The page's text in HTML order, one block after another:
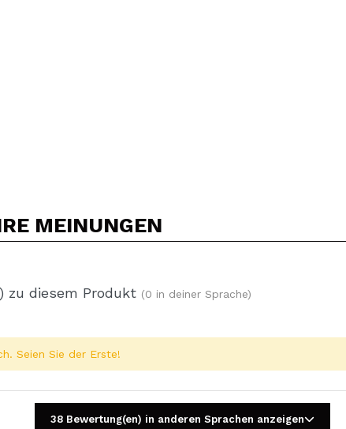
MEINUNGEN
zu diesem Produkt (0 in deiner Sprache)
Seien Sie der Erste!
38 Bewertung(en) in anderen Sprachen anzeigen